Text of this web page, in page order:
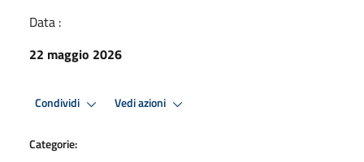
Data :
22 maggio 2026
Condividi Vedi azioni
Categorie: